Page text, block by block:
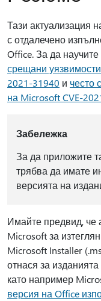
Тази актуализация
с отдалечено
Office. За да
срещани
2021-31940 и често
на Microsoft CVE-
Забележка
За да приложите
трябва да имате
версията на
Имайте предвид, че
Microsoft за
Microsoft Installer
отнася за
като например
версия на Office